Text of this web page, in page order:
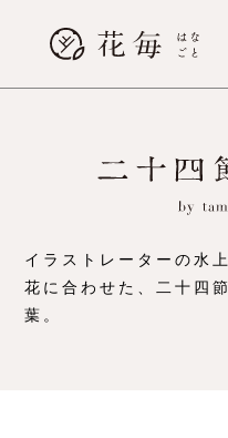
イラストレーターの水
花に合わせた、
二十四
葉。